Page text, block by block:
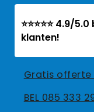
⭐⭐⭐⭐⭐ 4.9/
klanten!
Gratis
BEL 085 333